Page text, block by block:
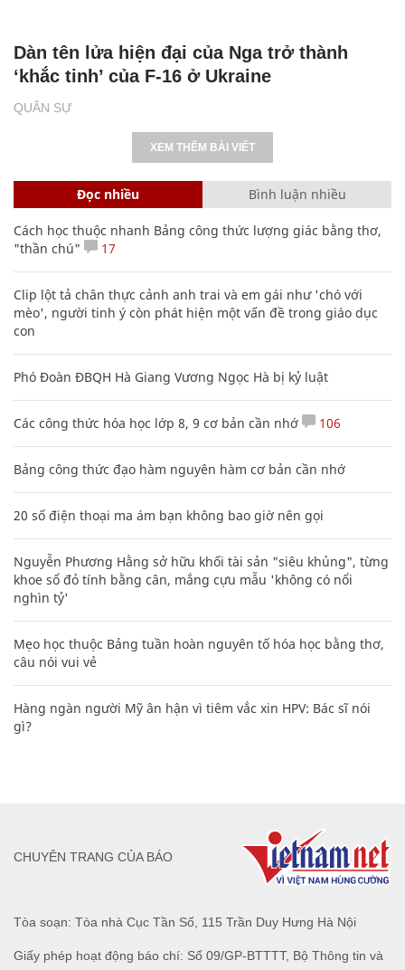
QUÂN SỰ
Dàn tên lửa hiện đại của Nga trở thành
‘khắc tinh’ của F-16 ở Ukraine
XEM THÊM BÀI VIẾT
Đọc nhiều Bình luận nhiều
Cách học thuộc nhanh Bảng công thức lượng giác bằng thơ,
"thần chú"
17
Clip lột tả chân thực cảnh anh trai và em gái như 'chó với
mèo', người tinh ý còn phát hiện một vấn đề trong giáo dục
con
Phó Đoàn ĐBQH Hà Giang Vương Ngọc Hà bị kỷ luật
Các công thức hóa học lớp 8, 9 cơ bản cần nhớ 106
Bảng công thức đạo hàm nguyên hàm cơ bản cần nhớ
20 số điện thoại ma ám bạn không bao giờ nên gọi
Nguyễn Phương Hằng sở hữu khối tài sản "siêu khủng", từng
khoe sổ đỏ tính bằng cân, mắng cựu mẫu 'không có nổi
nghìn tỷ'
Mẹo học thuộc Bảng tuần hoàn nguyên tố hóa học bằng thơ,
câu nói vui vẻ
Hàng ngàn người Mỹ ân hận vì tiêm vắc xin HPV: Bác sĩ nói
gì?
Tòa soạn: Tòa nhà Cục Tần Số, 115 Trần Duy Hưng Hà Nội
Giấy phép hoạt động báo chí: Số 09/GP-BTTTT, Bộ Thông tin và
CHUYÊN TRANG CỦA BÁO